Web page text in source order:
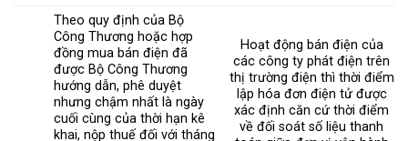
Theo quy định của Bộ
Công Thương hoặc hợp
đồng mua bán điện đã
được Bộ Công Thương
hướng dẫn, phê duyệt
nhưng chậm nhất là ngày
cuối cùng của thời hạn kê
khai, nộp thuế đối với tháng
Hoạt động bán điện của
các công ty phát điện trên
thị trường điện thì thời điểm
lập hóa đơn điện tử được
xác định căn cứ thời điểm
về đối soát số liệu thanh